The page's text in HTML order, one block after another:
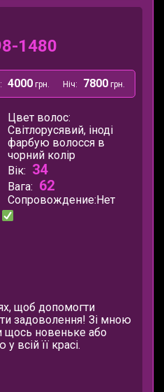
1480
4000грн. Ніч: 7800грн.
Цвет волос:
Світлорусявий, іноді
фарбую волосся в
чорний колір
Вік: 34
Вага: 62
Сопровождение: Нет
щоб допомогти
задоволення! Зі мною
щось новеньке або
всій її красі.